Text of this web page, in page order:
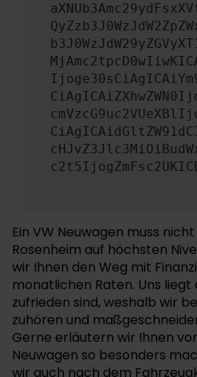
Ein VW Neuwagen muss
Rosenheim auf höchsten
wir Ihnen den Weg mit
monatlichen Raten. Uns liegt
zufrieden sind, weshalb wir
zuhören und
Gerne erläutern wir Ihnen
Neuwagen so besonders
wir auch nach dem